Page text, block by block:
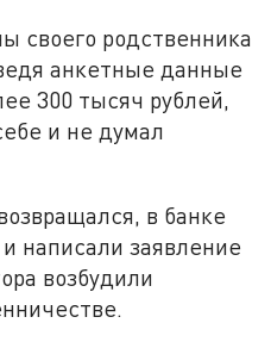
своего родственника
анкетные данные
300 тысяч рублей,
и не думал
в банке
написали заявление
возбудили